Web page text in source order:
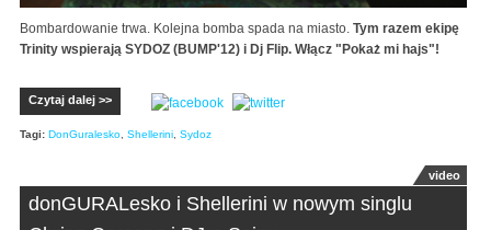
Bombardowanie trwa. Kolejna bomba spada na miasto. Tym razem ekipę
Trinity wspierają SYDOZ (BUMP'12) i Dj Flip. Włącz "Pokaż mi hajs"!
Czytaj dalej >>
Tagi: DonGuralesko Shellerini Sydoz
video
donGURALesko i Shellerini w nowym singlu